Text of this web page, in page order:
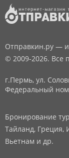
Отправкин.ру —
© 2009-2026.
г.Пермь, ул.
Федеральный
Бронирование
Тайланд, Греция,
Вьетнам и др.